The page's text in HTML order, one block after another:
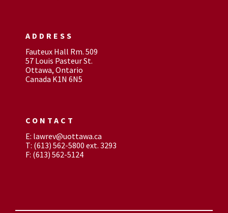
ADDRESS
Fauteux Hall Rm. 509
57 Louis Pasteur St.
Ottawa, Ontario
Canada K1N 6N5
CONTACT
E: lawrev@uottawa.ca
T: (613) 562-5800 ext. 3293
F: (613) 562-5124